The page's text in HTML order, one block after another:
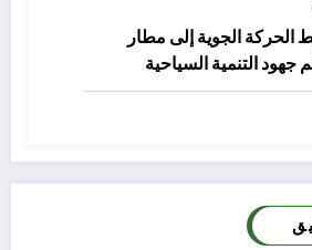
الحركة الجوية إلى مطار
التنمية السياحية